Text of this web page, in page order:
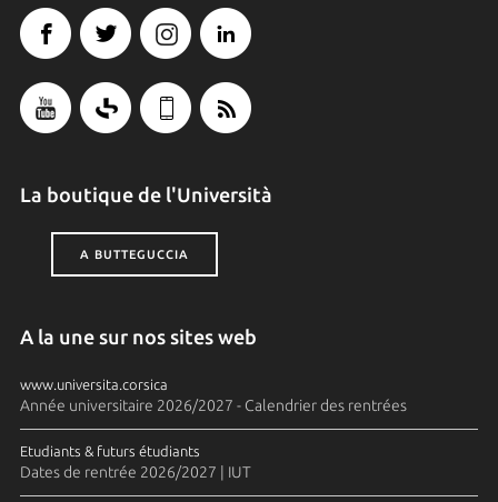
La boutique de l'Università
A BUTTEGUCCIA
A la une sur nos sites web
www.universita.corsica
Année universitaire 2026/2027 - Calendrier des rentrées
Etudiants & futurs étudiants
Dates de rentrée 2026/2027 | IUT